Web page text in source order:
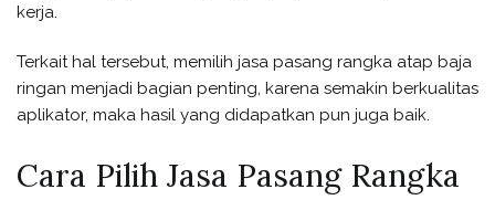
kerja.
Terkait hal tersebut, memilih jasa pasang rangka atap baja
ringan menjadi bagian penting, karena semakin berkualitas
aplikator, maka hasil yang didapatkan pun juga baik.
Cara Pilih Jasa Pasang Rangka